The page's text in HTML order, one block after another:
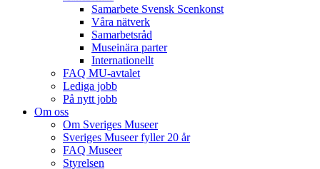
Samarbete Svensk Scenkonst
Våra nätverk
Samarbetsråd
Museinära parter
Internationellt
FAQ MU-avtalet
Lediga jobb
På nytt jobb
Om oss
Om Sveriges Museer
Sveriges Museer fyller 20 år
FAQ Museer
Styrelsen